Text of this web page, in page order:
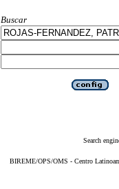
Buscar
Search
BIREME/OPS/OMS - Centro